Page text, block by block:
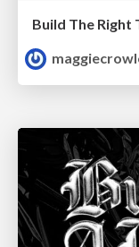
Build The Right